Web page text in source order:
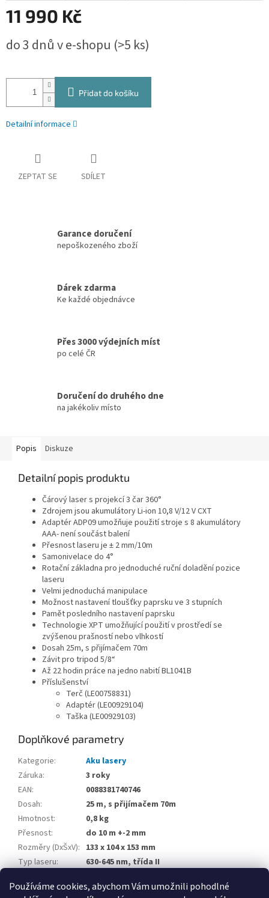
Používáme cookies, abychom Vám umožnili pohodlné
11 990 Kč
cena:
do 3 dnů v e-shopu (>5 ks)
Přidat do košíku
Detailní informace
ZEPTAT SE SDÍLET
Garance doručení
nepoškozeného zboží
Dárek zdarma
Ke každé objednávce
Přes 3000 výdejních míst
po celé ČR
Doručení do druhého dne
na jakékoliv místo
Popis Diskuze
Detailní popis produktu
Čárový laser s projekcí 3 čar 360°
Zdrojem jsou akumulátory Li-ion 10,8 V/12 V CXT
Adaptér ADP09 umožňuje použití stroje s 8 akumulátory
AAA- není součást balení
Přesnost laseru je ± 2 mm/10m
Samonivelace do 4°
Rotační základna pro jednoduché ruční doladění pozice
laseru
Velmi jednoduchá manipulace
Možnost nastavení tloušťky paprsku ve 3 stupních
Pamět posledního nastavení paprsku
Technologie XPT umožňující použití v prostředí se
zvýšenou prašností nebo vlhkostí
Dosah 25m, s přijímačem 70m
Závit pro tripod 5/8“
Až 22 hodin práce na jedno nabití BL1041B
Příslušenství
Terč (LE00758831)
Adaptér (LE00929104)
Taška (LE00929103)
Doplňkové parametry
Kategorie:
Aku lasery
Záruka:
3 roky
EAN:
0088381740746
Dosah:
25 m, s přijímačem 70m
Hmotnost:
0,8 kg
Přesnost:
do 10 m +-2 mm
Rozměry (DxŠxV): 133 x 104 x 153 mm
Typ laseru:
630-645 nm, třída II